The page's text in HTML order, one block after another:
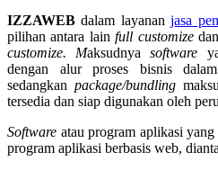
IZZAWEB dalam layananjasa
pilihan antara lainfull customize
customize. Maksudnyasoftware
dengan alur proses bisnis
sedangkanpackage/bundling
tersedia dan siap digunakan oleh
Software atau program aplikasi
program aplikasi berbasis web,